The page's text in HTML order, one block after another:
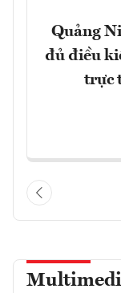
Quảng
đủ điều
trực